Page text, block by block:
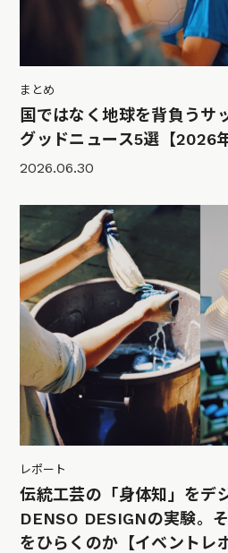
まとめ
国ではなく地球を背負うサ
グッドニュース5選【2026
2026.06.30
レポート
伝統工芸の「身体知」をデ
DENSO DESIGNの実験。
をひらくのか【イベントレ